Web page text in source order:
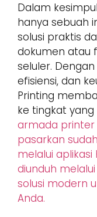
Dalam
hanya sebuah
solusi praktis
dokumen atau
seluler.
efisiensi, dan
Printing
ke tingkat yang
armada printer
pasarkan
melalui
diunduh
solusi modern
Anda.